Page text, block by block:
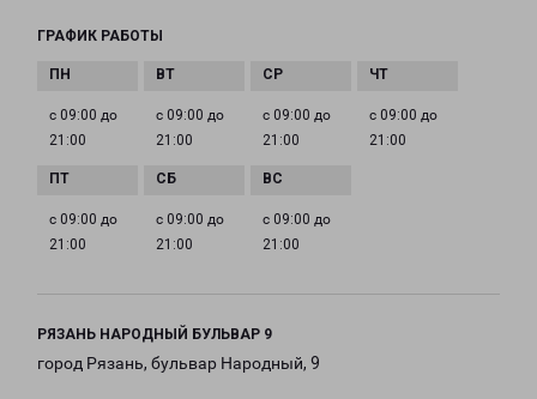
ГРАФИК РАБОТЫ
с 09:00 до
21:00
с 09:00 до
21:00
с 09:00 до
21:00
с 09:00 до
21:00
с 09:00 до
21:00
с 09:00 до
21:00
с 09:00 до
21:00
РЯЗАНЬ НАРОДНЫЙ БУЛЬВАР 9
город Рязань, бульвар Народный, 9